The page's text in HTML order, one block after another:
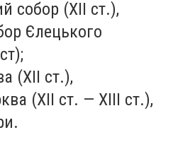
собор (XII ст.),
Єлецького
(XII ст.),
(XII ст. — XIII ст.),